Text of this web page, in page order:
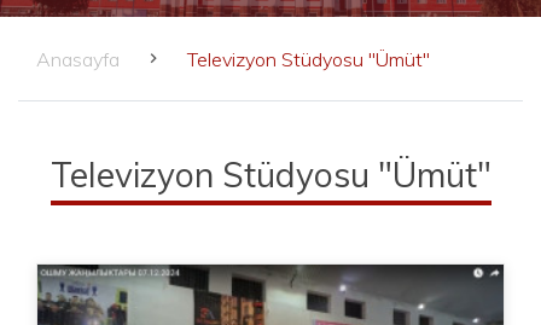
Anasayfa Televizyon Stüdyosu "Ümüt"
Televizyon Stüdyosu "Ümüt"